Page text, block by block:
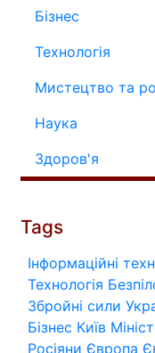
Бізнес
Технологія
Мистецтво та
Наука
Здоров'я
Tags
Інформаційні
Технологія
Збройні сили
Бізнес Київ
Росіяни Європа